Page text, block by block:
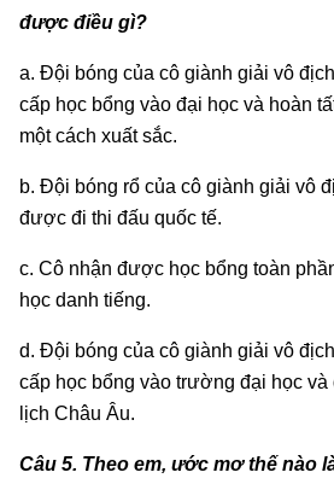
được điều gì?
a. Đội bóng của cô giành giải vô
cấp học bổng vào đại học và hoàn
một cách xuất sắc.
b. Đội bóng rổ của cô giành giải vô
được đi thi đấu quốc tế.
c. Cô nhận được học bổng toàn
học danh tiếng.
d. Đội bóng của cô giành giải vô
cấp học bổng vào trường đại học
lịch Châu Âu.
Câu 5. Theo em, ước mơ thế nào